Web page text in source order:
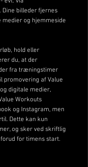
billeder fjernes
og hjemmeside
hold eller
du, at der
fra træningstimer
promovering af Value
digitale medier,
Workouts
og Instagram, men
Dette kan kun
og sker ved skriftlig
for timens start.